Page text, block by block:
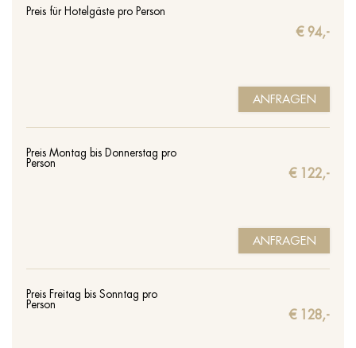
Preis für Hotelgäste pro Person
€ 94,-
ANFRAGEN
Preis Montag bis Donnerstag pro
Person
€ 122,-
ANFRAGEN
Preis Freitag bis Sonntag pro
Person
€ 128,-